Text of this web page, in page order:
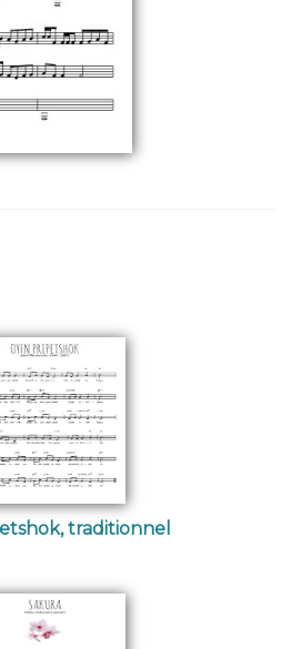
traditionnel